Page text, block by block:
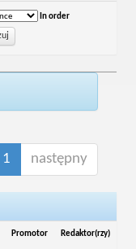
In order
1 następny
Promotor Redaktor(rzy)